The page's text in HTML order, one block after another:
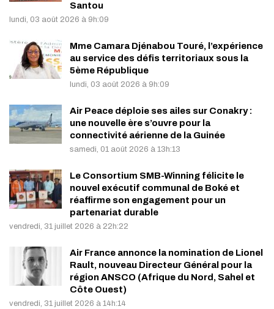
Santou
lundi, 03 août 2026 à 9h:09
Mme Camara Djénabou Touré, l’expérience
au service des défis territoriaux sous la
5ème République
lundi, 03 août 2026 à 9h:09
Air Peace déploie ses ailes sur Conakry :
une nouvelle ère s’ouvre pour la
connectivité aérienne de la Guinée
samedi, 01 août 2026 à 13h:13
Le Consortium SMB-Winning félicite le
nouvel exécutif communal de Boké et
réaffirme son engagement pour un
partenariat durable
vendredi, 31 juillet 2026 à 22h:22
Air France annonce la nomination de Lionel
Rault, nouveau Directeur Général pour la
région ANSCO (Afrique du Nord, Sahel et
Côte Ouest)
vendredi, 31 juillet 2026 à 14h:14